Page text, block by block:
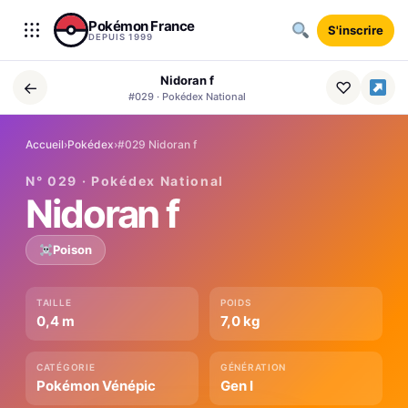
Aller au contenu
Pokémon France
DEPUIS 1999 S'inscrire
← Nidoran f
#029 · Pokédex National ♡
Accueil›Pokédex›#029 Nidoran f
N° 029 · Pokédex National
Nidoran f
Poison
TAILLE
0,4 m
POIDS
7,0 kg
CATÉGORIE
Pokémon Vénépic
GÉNÉRATION
Gen I